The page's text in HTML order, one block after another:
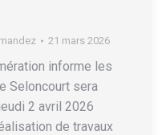
21 mars 2026
informe les
Seloncourt sera
2 avril 2026
de travaux